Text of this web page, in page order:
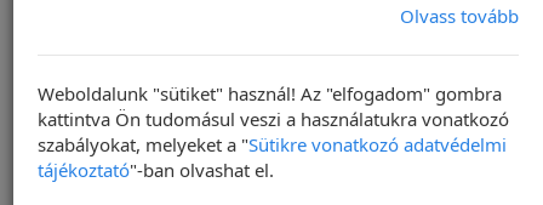
Mindeközben a földeken
2022.02.28.
Az országszerte nagy károkat okozó februári szélvihar nem
kímélte a szántóföldi növényeket sem. A képeken a viharos
Olvass tovább
Weboldalunk "sütiket" használ! Az "elfogadom" gombra
kattintva Ön tudomásul veszi a használatukra vonatkozó
szabályokat, melyeket a "Sütikre vonatkozó adatvédelmi
tájékoztató"-ban olvashat el.